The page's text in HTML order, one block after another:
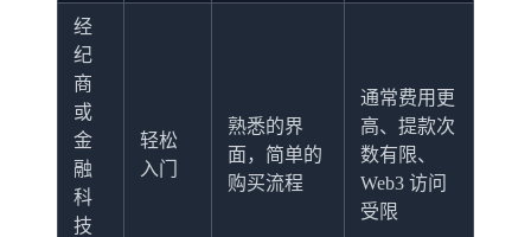
经
纪
商
或
金
融
科
技
轻松
入门
熟悉的界
面，简单的
购买流程
通常费用更
高、提款次
数有限、
Web3 访问
受限